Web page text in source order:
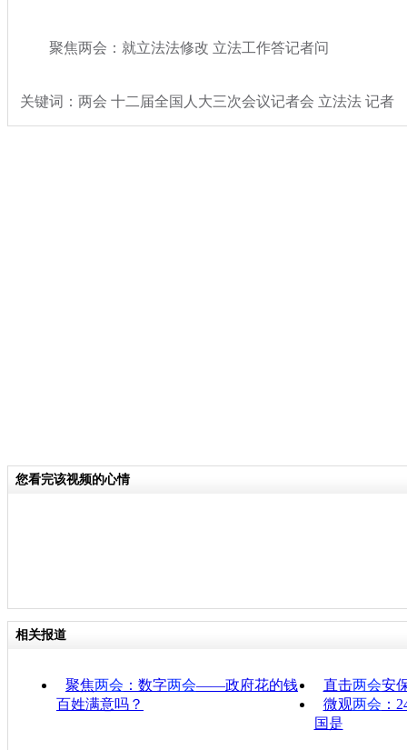
聚焦两会：就立法法修改 立法工作答记者问
关键词：两会 十二届全国人大三次会议记者会 立法法 记者
您看完该视频的心情
相关报道
聚焦两会 ：数字两会——政府花的钱
百姓满意吗？
直击两会安
微观两会 ：
国是